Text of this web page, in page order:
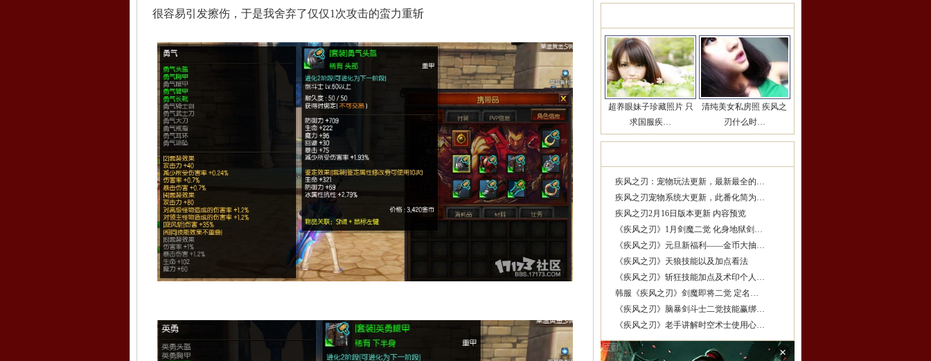
很容易引发擦伤，于是我舍弃了仅仅1次攻击的蛮力重斩
超养眼妹子珍藏照片 只
求国服疾…
清纯美女私房照 疾风之
刃什么时…
疾风之刃：宠物玩法更新，最新最全的…
疾风之刃宠物系统大更新，此番化简为…
疾风之刃2月16日版本更新 内容预览
《疾风之刃》1月剑魔二觉 化身地狱剑…
《疾风之刃》元旦新福利——金币大抽…
《疾风之刃》天狼技能以及加点看法
《疾风之刃》斩狂技能加点及术印个人…
韩服《疾风之刃》剑魔即将二觉 定名…
《疾风之刃》脑暴剑斗士二觉技能赢绑…
《疾风之刃》老手讲解时空术士使用心…
×